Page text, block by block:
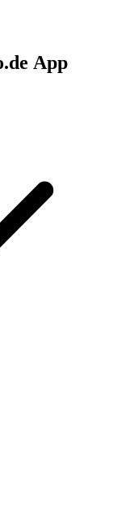
App